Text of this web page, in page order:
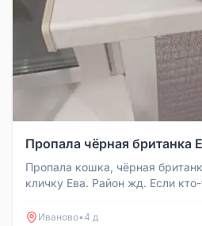
Пропала чёрная британка
Пропала кошка, чёрная
кличку Ева. Район жд. Если кто-
Иваново•4 д